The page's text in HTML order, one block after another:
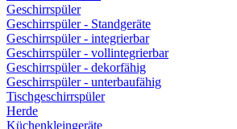
Geschirrspüler
Geschirrspüler - Standgeräte
Geschirrspüler - integrierbar
Geschirrspüler - vollintegrierbar
Geschirrspüler - dekorfähig
Geschirrspüler - unterbaufähig
Tischgeschirrspüler
Herde
Küchenkleingeräte